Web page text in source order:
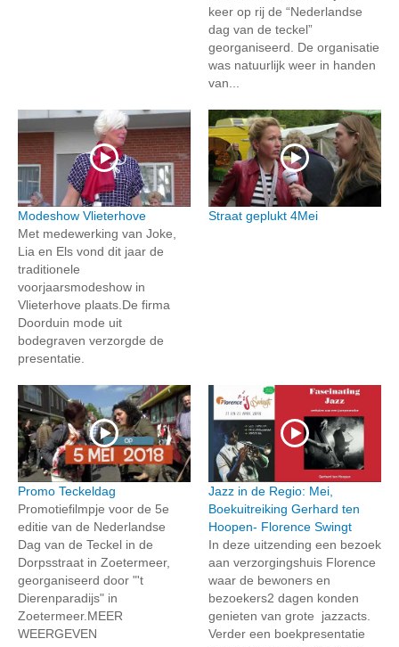
keer op rij de “Nederlandse
dag van de teckel”
georganiseerd. De organisatie
was natuurlijk weer in handen
van...
Modeshow Vlieterhove
Met medewerking van Joke,
Lia en Els vond dit jaar de
traditionele
voorjaarsmodeshow in
Vlieterhove plaats.De firma
Doorduin mode uit
bodegraven verzorgde de
presentatie.
Straat geplukt 4Mei
Promo Teckeldag
Promotiefilmpje voor de 5e
editie van de Nederlandse
Dag van de Teckel in de
Dorpsstraat in Zoetermeer,
georganiseerd door "'t
Dierenparadijs" in
Zoetermeer.MEER
WEERGEVEN
Jazz in de Regio: Mei,
Boekuitreiking Gerhard ten
Hoopen- Florence Swingt
In deze uitzending een bezoek
aan verzorgingshuis Florence
waar de bewoners en
bezoekers2 dagen konden
genieten van grote jazzacts.
Verder een boekpresentatie